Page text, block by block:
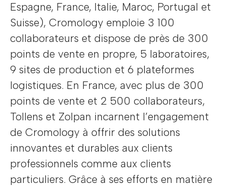
Espagne, France, Italie, Maroc, Portugal et
Suisse), Cromology emploie 3 100
collaborateurs et dispose de près de 300
points de vente en propre, 5 laboratoires,
9 sites de production et 6 plateformes
logistiques. En France, avec plus de 300
points de vente et 2 500 collaborateurs,
Tollens et Zolpan incarnent l’engagement
de Cromology à offrir des solutions
innovantes et durables aux clients
professionnels comme aux clients
particuliers. Grâce à ses efforts en matière